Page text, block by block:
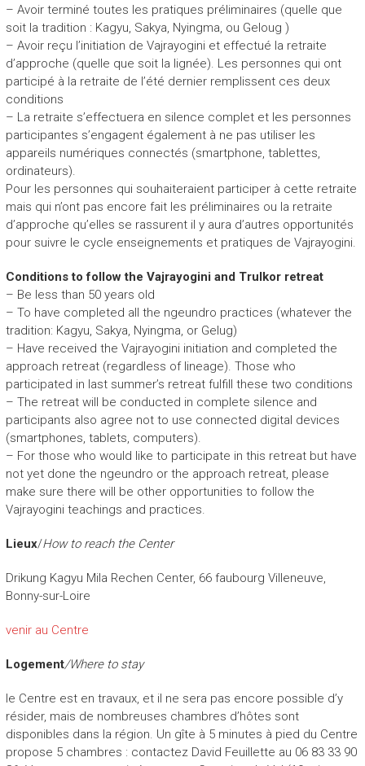
– Avoir terminé toutes les pratiques préliminaires (quelle que
soit la tradition : Kagyu, Sakya, Nyingma, ou Geloug )
– Avoir reçu l’initiation de Vajrayogini et effectué la retraite
d’approche (quelle que soit la lignée). Les personnes qui ont
participé à la retraite de l’été dernier remplissent ces deux
conditions
– La retraite s’effectuera en silence complet et les personnes
participantes s’engagent également à ne pas utiliser les
appareils numériques connectés (smartphone, tablettes,
ordinateurs).
Pour les personnes qui souhaiteraient participer à cette retraite
mais qui n’ont pas encore fait les préliminaires ou la retraite
d’approche qu’elles se rassurent il y aura d’autres opportunités
pour suivre le cycle enseignements et pratiques de Vajrayogini.
Conditions to follow the Vajrayogini and Trulkor retreat
– Be less than 50 years old
– To have completed all the ngeundro practices (whatever the
tradition: Kagyu, Sakya, Nyingma, or Gelug)
– Have received the Vajrayogini initiation and completed the
approach retreat (regardless of lineage). Those who
participated in last summer’s retreat fulfill these two conditions
– The retreat will be conducted in complete silence and
participants also agree not to use connected digital devices
(smartphones, tablets, computers).
– For those who would like to participate in this retreat but have
not yet done the ngeundro or the approach retreat, please
make sure there will be other opportunities to follow the
Vajrayogini teachings and practices.
Lieux/How to reach the Center
Drikung Kagyu Mila Rechen Center, 66 faubourg Villeneuve,
Bonny-sur-Loire
venir au Centre
Logement/Where to stay
le Centre est en travaux, et il ne sera pas encore possible d’y
résider, mais de nombreuses chambres d’hôtes sont
disponibles dans la région. Un gîte à 5 minutes à pied du Centre
propose 5 chambres : contactez David Feuillette au 06 83 33 90